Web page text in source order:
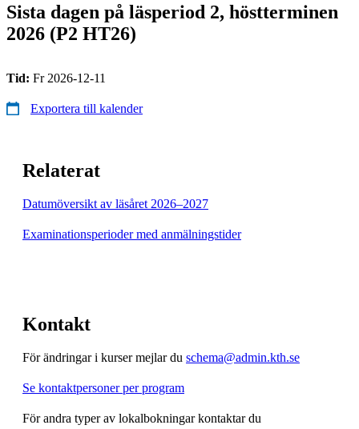
Sista dagen på läsperiod 2, höstterminen
2026 (P2 HT26)
Tid: Fr 2026-12-11
Exportera till kalender
Relaterat
Datumöversikt av läsåret 2026–2027
Examinationsperioder med anmälningstider
Kontakt
För ändringar i kurser mejlar du schema@admin.kth.se
Se kontaktpersoner per program
För andra typer av lokalbokningar kontaktar du